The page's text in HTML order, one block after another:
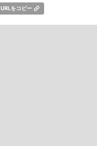
URLをコピー